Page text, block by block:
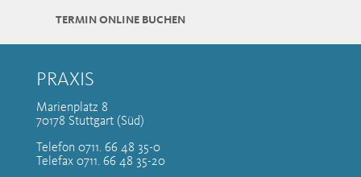
TERMIN ONLINE BUCHEN
PRAXIS
Marienplatz 8
70178 Stuttgart (Süd)
Telefon 0711. 66 48 35-0
Telefax 0711. 66 48 35-20